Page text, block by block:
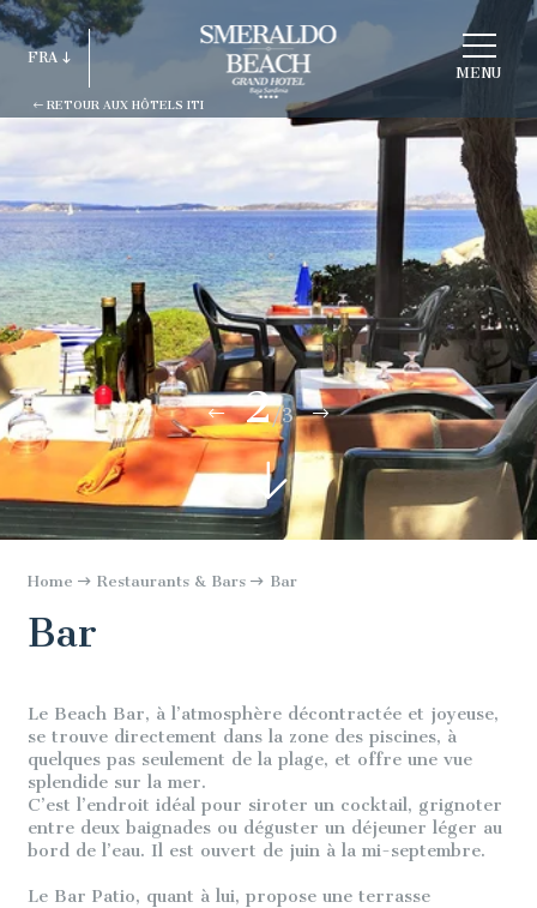
MENU
RETOUR AUX HÔTELS ITI
FRA
ESP
CHOISIR
2/3
Home Restaurants & Bars Bar
Bar
Le Beach Bar, à l’atmosphère décontractée et joyeuse,
se trouve directement dans la zone des piscines, à
quelques pas seulement de la plage, et offre une vue
splendide sur la mer.
C’est l’endroit idéal pour siroter un cocktail, grignoter
entre deux baignades ou déguster un déjeuner léger au
bord de l’eau. Il est ouvert de juin à la mi-septembre.
Le Bar Patio, quant à lui, propose une terrasse